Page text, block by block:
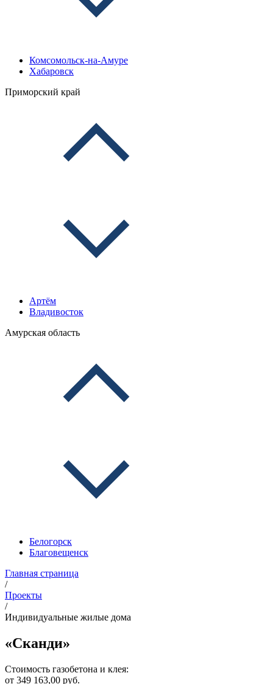
Комсомольск-на-Амуре
Хабаровск
Приморский край
Артём
Владивосток
Амурская область
Белогорск
Благовещенск
Главная страница
/
Проекты
/
Индивидуальные жилые дома
«Сканди»
Стоимость газобетона и клея:
от 349 163,00 руб.